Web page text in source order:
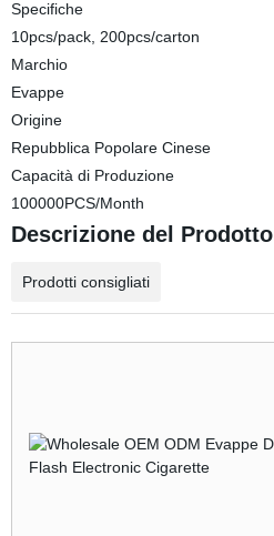
Specifiche
10pcs/pack, 200pcs/carton
Marchio
Evappe
Origine
Repubblica Popolare Cinese
Capacità di Produzione
100000PCS/Month
Descrizione del Prodotto
Prodotti consigliati